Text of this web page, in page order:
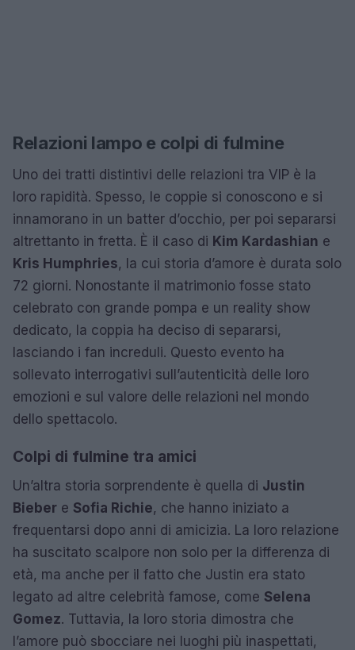
Relazioni lampo e colpi di fulmine
Uno dei tratti distintivi delle relazioni tra VIP è la
loro rapidità. Spesso, le coppie si conoscono e si
innamorano in un batter d’occhio, per poi separarsi
altrettanto in fretta. È il caso di Kim Kardashian e
Kris Humphries, la cui storia d’amore è durata solo
72 giorni. Nonostante il matrimonio fosse stato
celebrato con grande pompa e un reality show
dedicato, la coppia ha deciso di separarsi,
lasciando i fan increduli. Questo evento ha
sollevato interrogativi sull’autenticità delle loro
emozioni e sul valore delle relazioni nel mondo
dello spettacolo.
Colpi di fulmine tra amici
Un’altra storia sorprendente è quella di Justin
Bieber e Sofia Richie, che hanno iniziato a
frequentarsi dopo anni di amicizia. La loro relazione
ha suscitato scalpore non solo per la differenza di
età, ma anche per il fatto che Justin era stato
legato ad altre celebrità famose, come Selena
Gomez. Tuttavia, la loro storia dimostra che
l’amore può sbocciare nei luoghi più inaspettati,